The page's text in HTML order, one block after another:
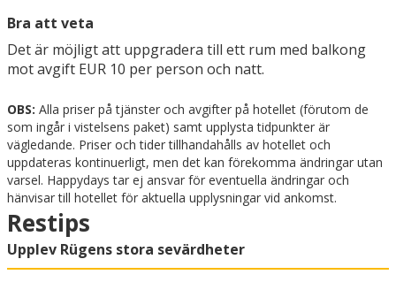
Bra att veta
Det är möjligt att uppgradera till ett rum med balkong
mot avgift EUR 10 per person och natt.
OBS: Alla priser på tjänster och avgifter på hotellet (förutom de
som ingår i vistelsens paket) samt upplysta tidpunkter är
vägledande. Priser och tider tillhandahålls av hotellet och
uppdateras kontinuerligt, men det kan förekomma ändringar utan
varsel. Happydays tar ej ansvar för eventuella ändringar och
hänvisar till hotellet för aktuella upplysningar vid ankomst.
Restips
Upplev Rügens stora sevärdheter